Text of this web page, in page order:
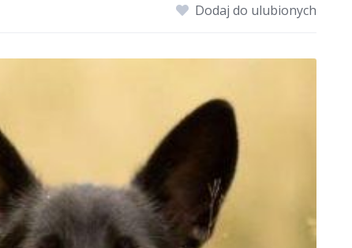
Dodaj do ulubionych